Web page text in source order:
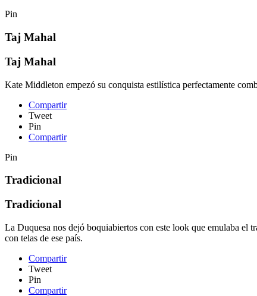
Pin
Taj Mahal
Taj Mahal
Kate Middleton empezó su conquista estilística perfectamente
Compartir
Tweet
Pin
Compartir
Pin
Tradicional
Tradicional
La Duquesa nos dejó boquiabiertos con este look que emulaba el
con telas de ese país.
Compartir
Tweet
Pin
Compartir